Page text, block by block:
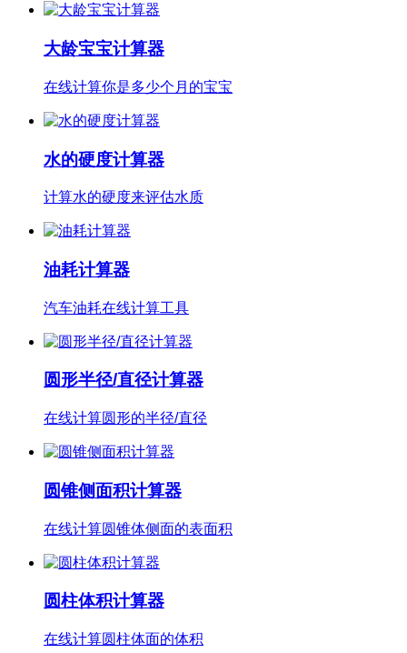
大龄宝宝计算器
在线计算你是多少个月的宝宝
水的硬度计算器
计算水的硬度来评估水质
油耗计算器
汽车油耗在线计算工具
圆形半径/直径计算器
在线计算圆形的半径/直径
圆锥侧面积计算器
在线计算圆锥体侧面的表面积
圆柱体积计算器
在线计算圆柱体面的体积